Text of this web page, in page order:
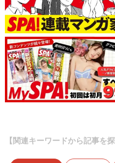
【関連キーワードから記事を探